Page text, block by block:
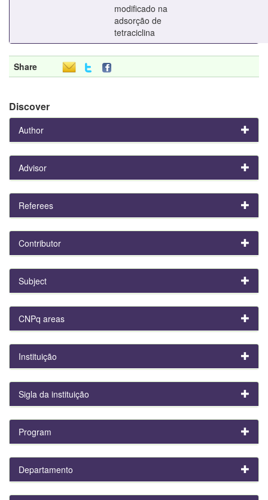
modificado na
adsorção de
tetraciclina
Share
Discover
Author
Advisor
Referees
Contributor
Subject
CNPq areas
Instituição
Sigla da instituição
Program
Departamento